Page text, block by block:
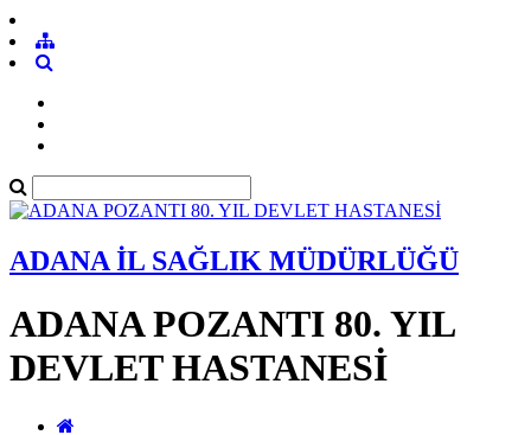
ADANA İL SAĞLIK MÜDÜRLÜĞÜ
ADANA POZANTI 80. YIL
DEVLET HASTANESİ